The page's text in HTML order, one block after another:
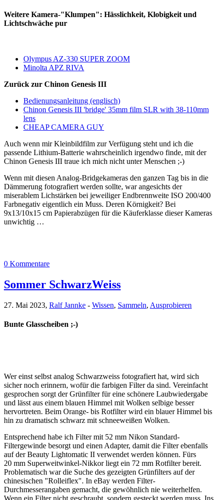
Weitere Kamera-"Klumpen": Hässlichkeit, Klobigkeit und
Lichtschwäche pur
Olympus AZ-330 SUPER ZOOM
Minolta APZ RIVA
Zurück zur Chinon Genesis III
Bedienungsanleitung (englisch)
Chinon Genesis III 'bridge' 35mm film SLR with 38-110mm
lens
CHEAP CAMERA GUY
Auch wenn mir Kleinbildfilm zur Verfügung steht und ich die
passende Lithium-Batterie wahrscheinlich irgendwo finde, mit der
Chinon Genesis III traue ich mich nicht unter Menschen ;-)
Wenn mit diesen Analog-Bridgekameras den ganzen Tag bis in die
Dämmerung fotografiert werden sollte, war angesichts der
miserablem Lichstärken bei jeweiliger Endbrennweite ISO 200/400
Farbnegativ eigentlich ein Muss. Deren Körnigkeit? Bei
9x13/10x15 cm Papierabzügen für die Käuferklasse dieser Kameras
unwichtig …
0 Kommentare
Sommer SchwarzWeiss
27. Mai 2023, Ralf Jannke - Wissen, Sammeln, Ausprobieren
Bunte Glasscheiben ;-)
Wer einst selbst analog Schwarzweiss fotografiert hat, wird sich
sicher noch erinnern, wofür die farbigen Filter da sind. Vereinfacht
gesprochen sorgt der Grünfilter für eine schönere Laubwiedergabe
und lässt aus einem blauen Himmel mit Wolken selbige besser
hervortreten. Beim Orange- bis Rotfilter wird ein blauer Himmel bis
hin zu dramatisch schwarz mit schneeweißen Wolken.
Entsprechend habe ich Filter mit 52 mm Nikon Standard-
Filtergewinde besorgt und einen Adapter, damit die Filter ebenfalls
auf der Beauty Lightomatic II verwendet werden können. Fürs
20 mm Superweitwinkel-Nikkor liegt ein 72 mm Rotfilter bereit.
Problematisch war die Suche des gezeigten Grünfilters auf der
chinesischen "Rolleiflex". In eBay werden Filter-
Durchmesserangaben gemacht, die gewöhnlich nie weiterhelfen.